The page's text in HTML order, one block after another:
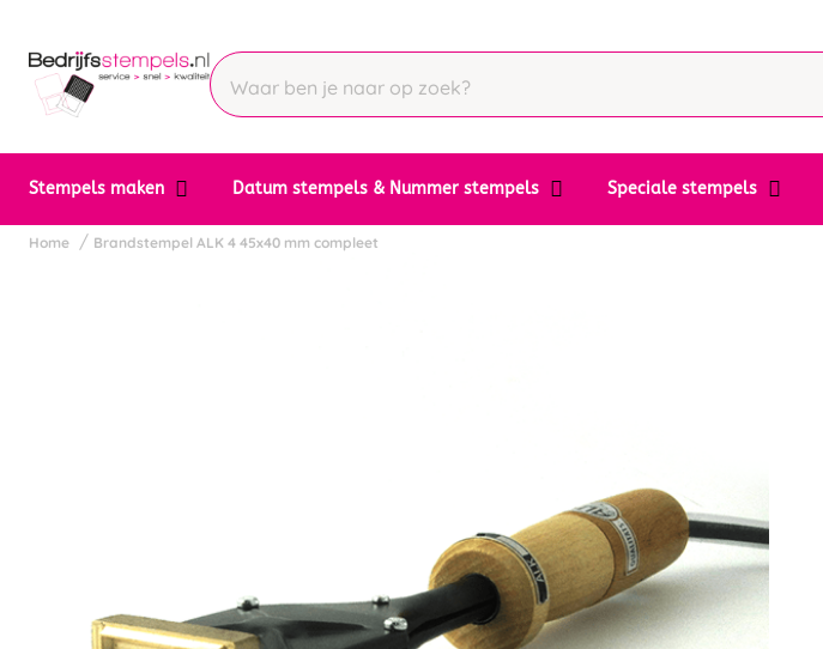
Stempels maken Datum stempels & Nummer stempels Speciale stempels
Home Brandstempel ALK 4 45x40 mm compleet